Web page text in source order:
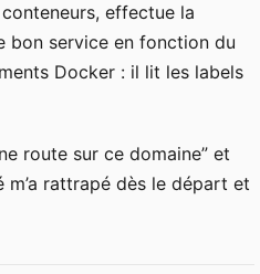
effectue la
bon service en fonction du
Docker : il lit les labels
route sur ce domaine” et
rattrapé dès le départ et